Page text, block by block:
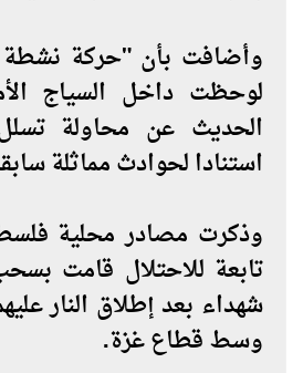
وأضافت بأن "حركة نشطة
لوحظت داخل السياج
الحديث عن محاولة
استنادا لحوادث مماثلة
وذكرت مصادر محلية
تابعة للاحتلال قامت
شهداء بعد إطلاق النار
وسط قطاع غزة.